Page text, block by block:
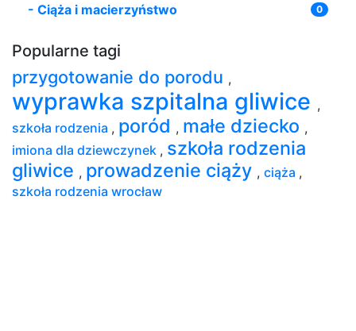
- Ciąża i macierzyństwo 0
Popularne tagi
przygotowanie do porodu ,
wyprawka szpitalna gliwice ,
szkoła rodzenia , poród , małe dziecko ,
imiona dla dziewczynek , szkoła rodzenia
gliwice , prowadzenie ciąży , ciąża ,
szkoła rodzenia wrocław